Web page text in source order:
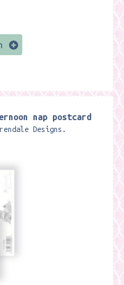
nap postcard
Designs.